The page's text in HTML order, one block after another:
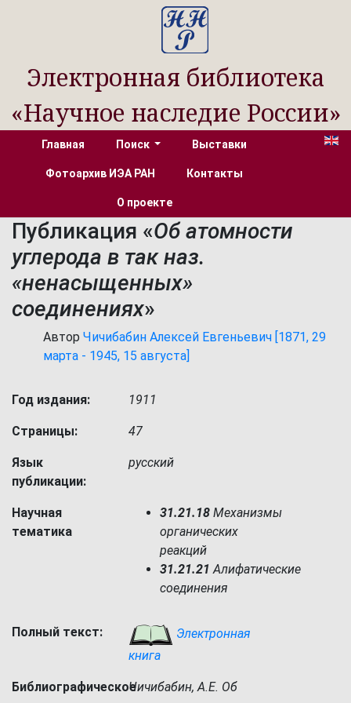
Электронная библиотека
«Научное наследие России»
Главная Поиск Выставки
Фотоархив ИЭА РАН Контакты
О проекте
Публикация «Об атомности
углерода в так наз.
«ненасыщенных»
соединениях»
Автор Чичибабин Алексей Евгеньевич [1871, 29
марта - 1945, 15 августа]
Год издания: 1911
Страницы: 47
Язык
публикации:
русский
Научная
тематика
31.21.18 Механизмы
органических
реакций
31.21.21 Алифатические
соединения
Полный текст:
Электронная
книга
БиблиографическоеЧичибабин, А.Е. Об